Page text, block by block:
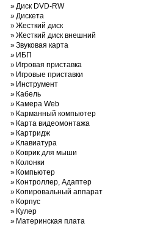
»Диск DVD-RW
»Дискета
»Жесткий диск
»Жесткий диск внешний
»Звуковая карта
» ИБП
» Игровая приставка
» Игровые приставки
» Инструмент
» Кабель
» Камера Web
» Карманный компьютер
» Карта видеомонтажа
» Картридж
» Клавиатура
» Коврик для мыши
» Колонки
» Компьютер
» Контроллер, Адаптер
» Копировальный аппарат
» Корпус
» Кулер
» Материнская плата